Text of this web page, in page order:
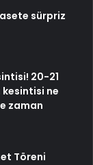
sürpriz
20-21
kesintisi ne
zaman
Töreni